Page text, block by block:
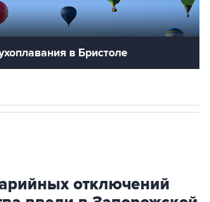
в Бристоле
отключений
ввели в Запорожской